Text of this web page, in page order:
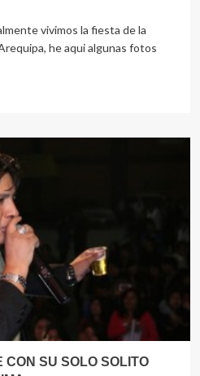
vivimos la fiesta de la
he aqui algunas fotos
CON SU SOLO SOLITO